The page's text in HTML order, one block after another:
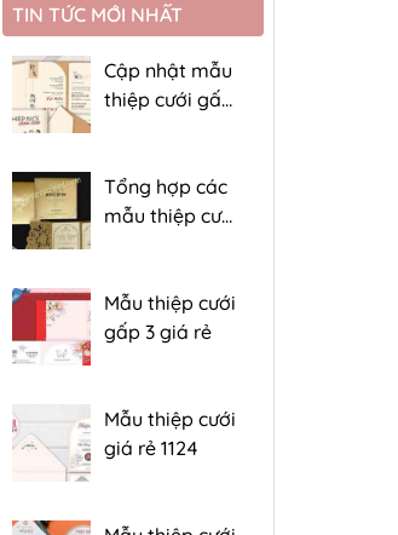
TIN TỨC MỚI NHẤT
Cập nhật mẫu
thiệp cưới gấp
Tổng hợp các
mẫu thiệp cưới
Mẫu thiệp cưới
gấp 3 giá rẻ
Mẫu thiệp cưới
giá rẻ 1124